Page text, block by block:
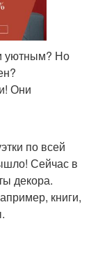
уютным? Но
Они
по всей
Сейчас в
декора.
книги,